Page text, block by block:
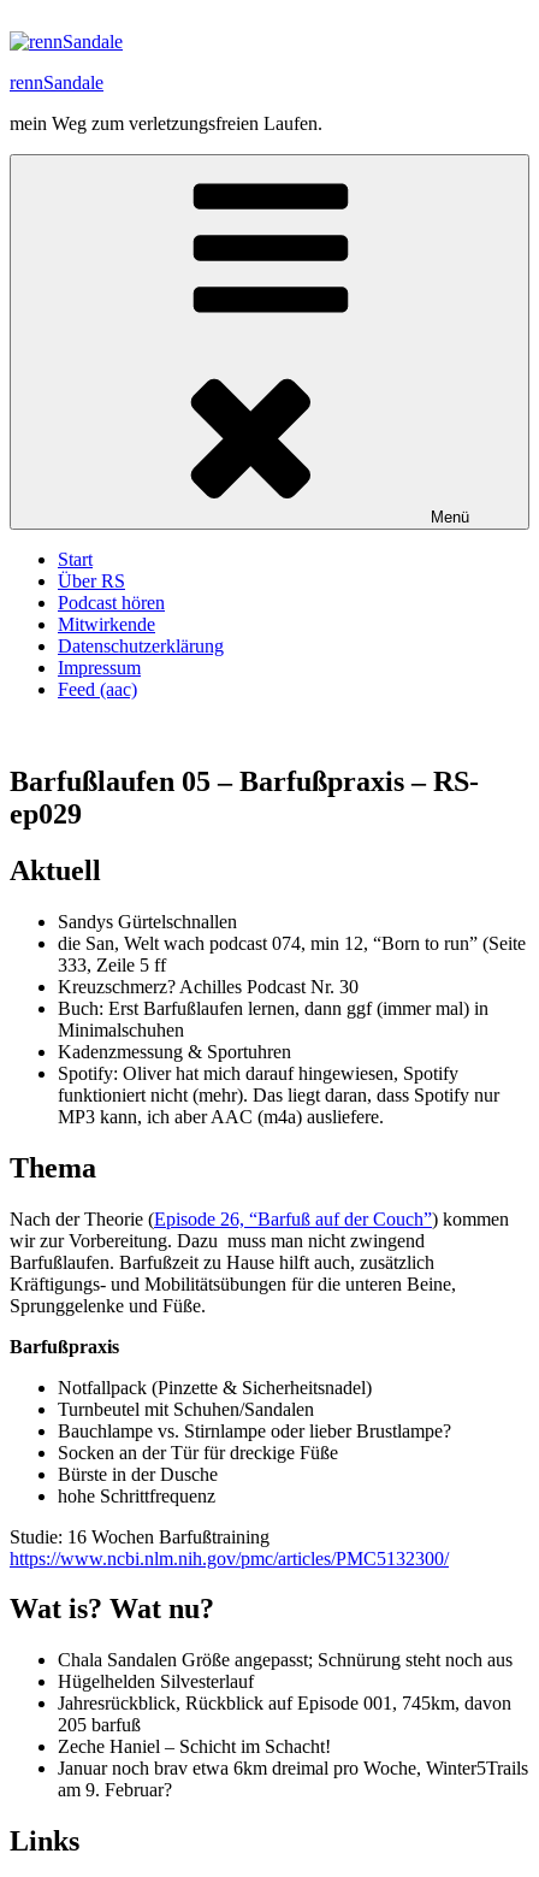
Inhalt
rennSandale
mein Weg zum verletzungsfreien Laufen.
Menü
Start
Über RS
Podcast hören
Mitwirkende
Datenschutzerklärung
Impressum
Feed (aac)
Barfußlaufen 05 – Barfußpraxis – RS-
ep029
Aktuell
Sandys Gürtelschnallen
die San, Welt wach podcast 074, min 12, “Born to run” (Seite
333, Zeile 5 ff
Kreuzschmerz? Achilles Podcast Nr. 30
Buch: Erst Barfußlaufen lernen, dann ggf (immer mal) in
Minimalschuhen
Kadenzmessung & Sportuhren
Spotify: Oliver hat mich darauf hingewiesen, Spotify
funktioniert nicht (mehr). Das liegt daran, dass Spotify nur
MP3 kann, ich aber AAC (m4a) ausliefere.
Thema
Nach der Theorie (Episode 26, “Barfuß auf der Couch”) kommen
wir zur Vorbereitung. Dazu muss man nicht zwingend
Barfußlaufen. Barfußzeit zu Hause hilft auch, zusätzlich
Kräftigungs- und Mobilitätsübungen für die unteren Beine,
Sprunggelenke und Füße.
Barfußpraxis
Notfallpack (Pinzette & Sicherheitsnadel)
Turnbeutel mit Schuhen/Sandalen
Bauchlampe vs. Stirnlampe oder lieber Brustlampe?
Socken an der Tür für dreckige Füße
Bürste in der Dusche
hohe Schrittfrequenz
Studie: 16 Wochen Barfußtraining
https://www.ncbi.nlm.nih.gov/pmc/articles/PMC5132300/
Wat is? Wat nu?
Chala Sandalen Größe angepasst; Schnürung steht noch aus
Hügelhelden Silvesterlauf
Jahresrückblick, Rückblick auf Episode 001, 745km, davon
205 barfuß
Zeche Haniel – Schicht im Schacht!
Januar noch brav etwa 6km dreimal pro Woche, Winter5Trails
am 9. Februar?
Links